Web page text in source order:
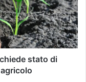
stato di